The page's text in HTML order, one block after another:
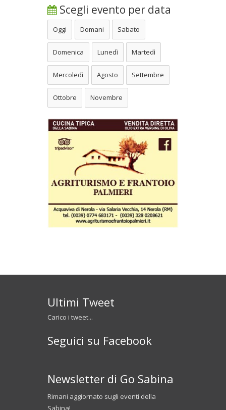
Scegli evento per data
Oggi Domani Sabato
Domenica Lunedì Martedì
Mercoledì Agosto Settembre
Ottobre Novembre
Ultimi Tweet
Carico i tweet...
Seguici su Facebook
Newsletter di Go Sabina
Rimani aggiornato sugli eventi della
Sabina!